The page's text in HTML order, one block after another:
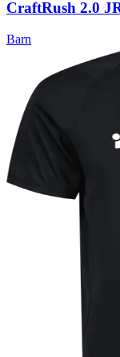
CraftRush 2.0
Barn